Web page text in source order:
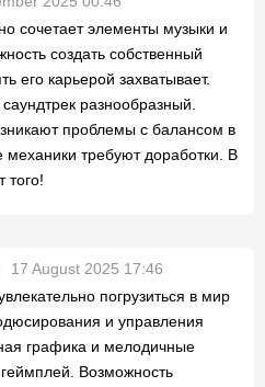
сочетает элементы музыки и
создать собственный
его карьерой захватывает.
разнообразный.
проблемы с балансом в
механики требуют доработки. В
того!
17 August 2025 17:46
погрузиться в мир
и управления
графика и мелодичные
Возможность